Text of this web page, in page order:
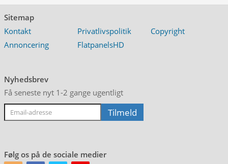
Sitemap
Kontakt
Privatlivspolitik
Copyright
Annoncering
FlatpanelsHD
Nyhedsbrev
Få seneste nyt 1-2 gange ugentligt
Følg os på de sociale medier